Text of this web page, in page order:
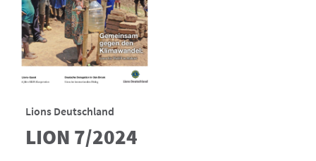
Lions Deutschland
LION 7/2024